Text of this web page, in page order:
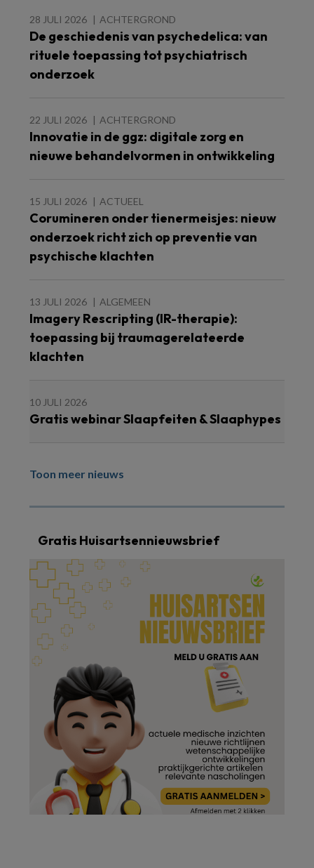
28 JULI 2026 ACHTERGROND
De geschiedenis van psychedelica: van
rituele toepassing tot psychiatrisch
onderzoek
22 JULI 2026 ACHTERGROND
Innovatie in de ggz: digitale zorg en
nieuwe behandelvormen in ontwikkeling
15 JULI 2026 ACTUEEL
Corumineren onder tienermeisjes: nieuw
onderzoek richt zich op preventie van
psychische klachten
13 JULI 2026 ALGEMEEN
Imagery Rescripting (IR-therapie):
toepassing bij traumagerelateerde
klachten
10 JULI 2026
Gratis webinar Slaapfeiten & Slaaphypes
Toon meer nieuws
Gratis Huisartsennieuwsbrief